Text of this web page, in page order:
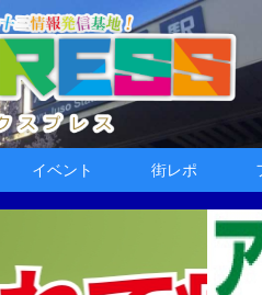
イベント 街レポ